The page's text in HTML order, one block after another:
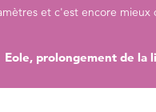
et c'est encore mieux
Eole, prolongement de la